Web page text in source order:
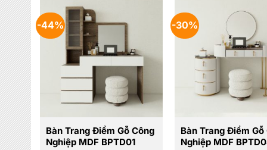
-44%
Bàn Trang Điểm Gỗ Công
Nghiệp MDF BPTD01
-30%
Bàn Trang Điểm Gỗ
Nghiệp MDF